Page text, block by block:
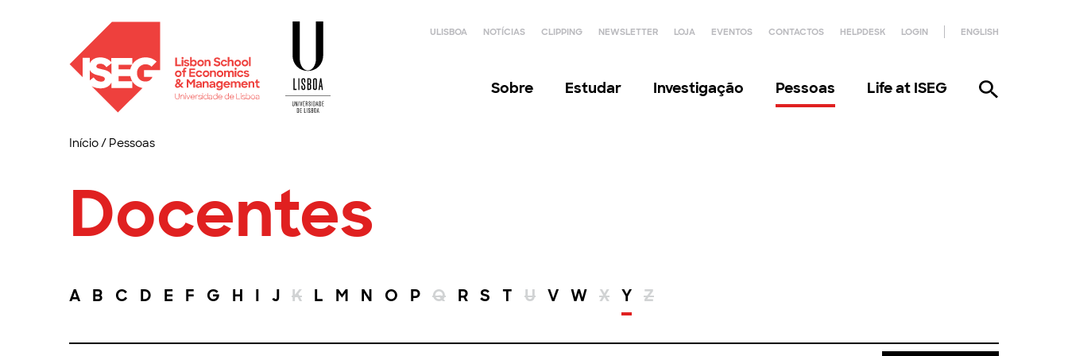
ULISBOA NOTÍCIAS CLIPPING NEWSLETTER LOJA EVENTOS CONTACTOS HELPDESK LOGIN ENGLISH
Sobre Estudar Investigação Pessoas Life at ISEG
Início/ Pessoas
Docentes
A B C D E F G H I J K L M N O P Q R S T U V W X Y Z